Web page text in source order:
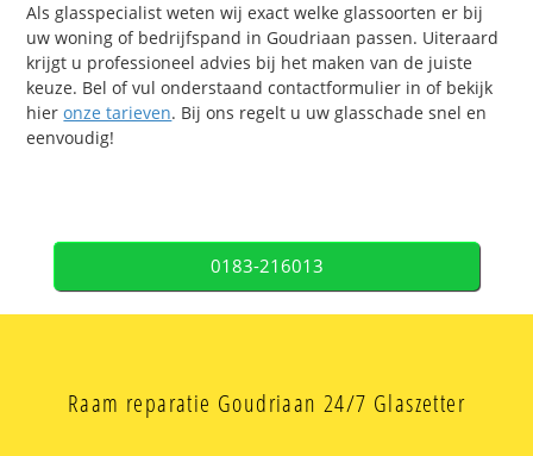
Als glasspecialist weten wij exact welke glassoorten er bij
uw woning of bedrijfspand in Goudriaan passen. Uiteraard
krijgt u professioneel advies bij het maken van de juiste
keuze. Bel of vul onderstaand contactformulier in of bekijk
hieronze tarieven. Bij ons regelt u uw glasschade snel en
eenvoudig!
0183-216013
Raam reparatie Goudriaan 24/7 Glaszetter